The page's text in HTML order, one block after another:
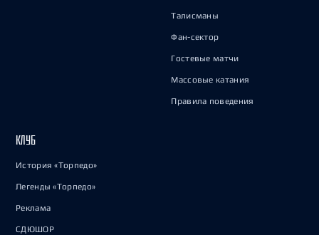
Талисманы
Фан-сектор
Гостевые матчи
Массовые катания
Правила поведения
КЛУБ
История «Торпедо»
Легенды «Торпедо»
Реклама
СДЮШОР